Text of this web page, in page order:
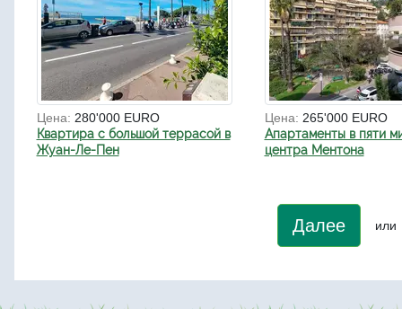
Цена: 280'000 EURO
Квартира с большой террасой в
Жуан-Ле-Пен
Цена: 265'000 EURO
Апартаменты в пяти
центра Ментона
Далее или